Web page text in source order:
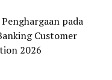
pada
Customer
2026